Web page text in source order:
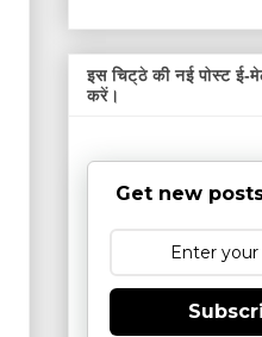
इस चिट्ठे की नई पोस्ट ई-
करें।
Get new